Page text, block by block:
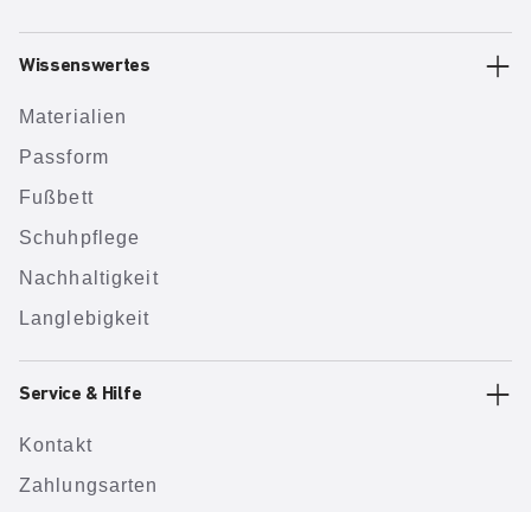
Wissenswertes
Materialien
Passform
Fußbett
Schuhpflege
Nachhaltigkeit
Langlebigkeit
Service & Hilfe
Kontakt
Zahlungsarten